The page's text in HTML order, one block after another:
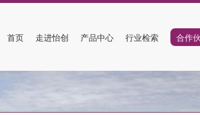
首页 走进怡创 产品中心 行业检索 合作